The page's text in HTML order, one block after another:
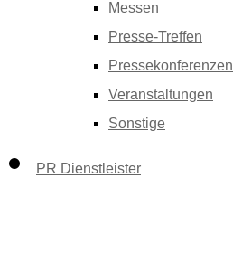
Messen
Presse-Treffen
Pressekonferenzen
Veranstaltungen
Sonstige
PR Dienstleister